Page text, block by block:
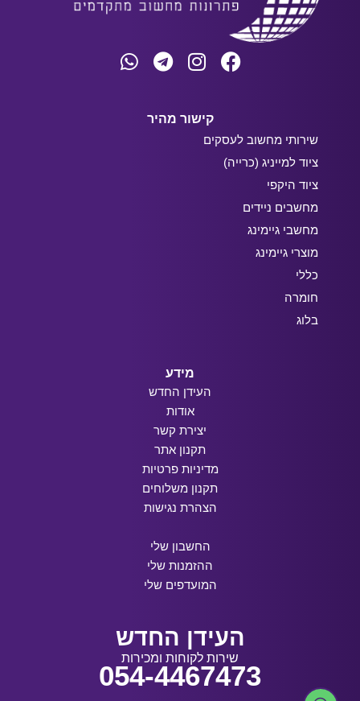
קישור מהיר
שירותי מחשוב לעסקים
ציוד למייניג (כרייה)
ציוד היקפי
מחשבים ניידים
מחשבי גיימינג
מוצרי גיימינג
כללי
חומרה
בלוג
מידע
העידן החדש
אודות
יצירת קשר
תקנון אתר
מדיניות פרטיות
תקנון משלוחים
הצהרת נגישות
החשבון שלי
ההזמנות שלי
המועדפים שלי
העידן החדש
שירות לקוחות ומכירות
054-4467473